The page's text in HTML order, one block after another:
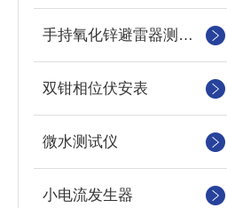
手持氧化锌避雷器测试仪
双钳相位伏安表
微水测试仪
小电流发生器